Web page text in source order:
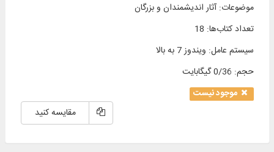
موضوعات:آثار اندیشمندان و بزرگان
تعداد کتاب‌ها:
18
سیستم عامل: ویندوز 7 به بالا
حجم: 0/36 گیگابایت
موجود نیست
مقایسه کنید